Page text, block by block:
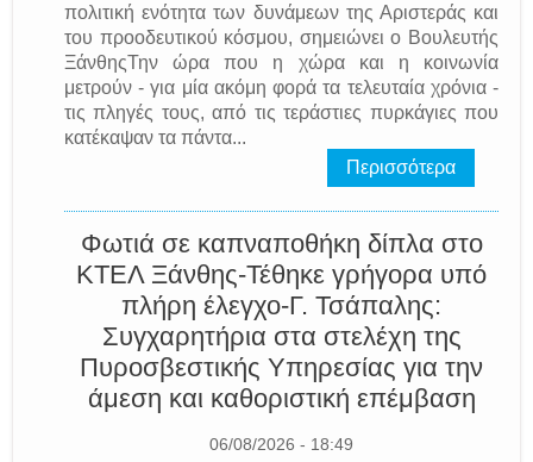
πολιτική ενότητα των δυνάμεων της Αριστεράς και
του προοδευτικού κόσμου, σημειώνει ο Βουλευτής
ΞάνθηςΤην ώρα που η χώρα και η κοινωνία
μετρούν - για μία ακόμη φορά τα τελευταία χρόνια -
τις πληγές τους, από τις τεράστιες πυρκάγιες που
κατέκαψαν τα πάντα...
Περισσότερα
Φωτιά σε καπναποθήκη δίπλα στο
ΚΤΕΛ Ξάνθης-Τέθηκε γρήγορα υπό
πλήρη έλεγχο-Γ. Τσάπαλης:
Συγχαρητήρια στα στελέχη της
Πυροσβεστικής Υπηρεσίας για την
άμεση και καθοριστική επέμβαση
06/08/2026 - 18:49